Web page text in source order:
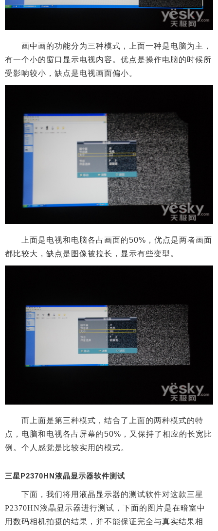
画中画的功能分为三种模式，上面一种是电脑为主，
有一个小的窗口显示电视内容。优点是操作电脑的时候所
受影响较小，缺点是电视画面偏小。
上面是电视和电脑各占画面的50%，优点是两者画面
都比较大，缺点是图像被拉长，显示有些变型。
而上面是第三种模式，结合了上面的两种模式的特
点，电脑和电视各占屏幕的50%，又保持了相应的长宽比
例。个人感觉是比较实用的模式。
三星P2370HN液晶显示器软件测试
下面，我们将用液晶显示器的测试软件对这款三星
P2370HN液晶显示器进行测试，下面的图片是在暗室中
用数码相机拍摄的结果，并不能保证完全与真实结果相